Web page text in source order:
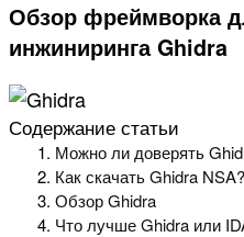
Обзор фреймворка
инжиниринга Ghidra
Содержание статьи
Можно ли доверять
Как скачать Ghidra NSA?
Обзор Ghidra
Что лучше Ghidra или